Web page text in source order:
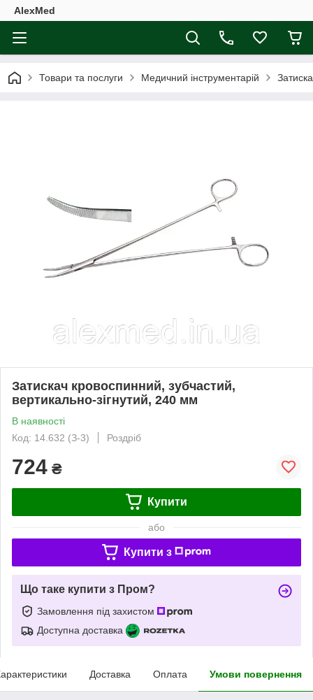
AlexMed
Товари та послуги Медичний інструментарій
Затискач кровоспинний, зубчастий,
вертикально-зігнутий, 240 мм
В наявності
Код: 14.632 (З-3)
Роздріб
724 ₴
Купити
або
Купити з
Що таке купити з Пром?
Замовлення під захистом
Доступна доставка
Доставка Оплата Умови повернення